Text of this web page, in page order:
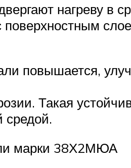
нагреву в
поверхностным
повышается,
Такая
средой.
марки 38Х2МЮА